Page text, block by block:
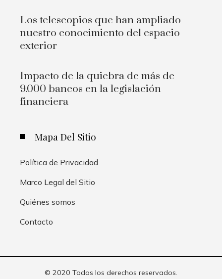
Los telescopios que han ampliado
nuestro conocimiento del espacio
exterior
Impacto de la quiebra de más de
9.000 bancos en la legislación
financiera
Mapa Del Sitio
Política de Privacidad
Marco Legal del Sitio
Quiénes somos
Contacto
© 2020 Todos los derechos reservados.